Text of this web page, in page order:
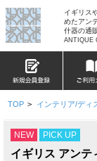
イギリス
めたアン
什器の通
ANTIQUE
TOP > インテリア/ディ
NEW PICK UP
イギリス アンテ